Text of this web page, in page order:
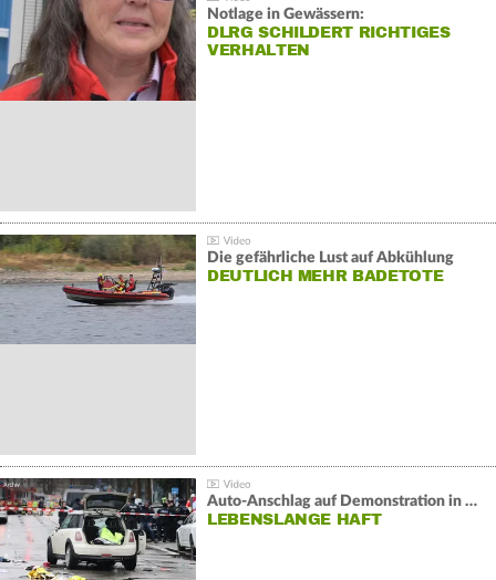
Notlage in Gewässern:
DLRG SCHILDERT RICHTIGES
VERHALTEN
Die gefährliche Lust auf Abkühlung
DEUTLICH MEHR BADETOTE
Auto-Anschlag auf Demonstration in München:
LEBENSLANGE HAFT